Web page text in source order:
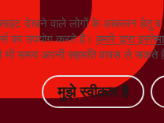
देखने वाले लोगों के आकलन
का उपयोग करते हैं। हमारे द्वारा
समय अपनी सहमति वापस ले सकते
मुझे स्वीकार है